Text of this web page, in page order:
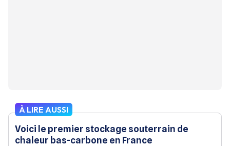
À LIRE AUSSI
Voici le premier stockage souterrain de
chaleur bas-carbone en France